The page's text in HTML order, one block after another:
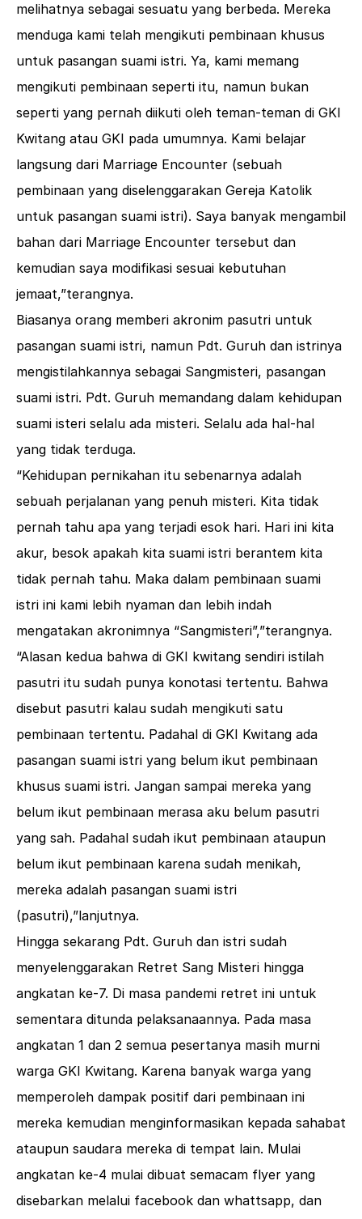
melihatnya sebagai sesuatu yang berbeda. Mereka
menduga kami telah mengikuti pembinaan khusus
untuk pasangan suami istri. Ya, kami memang
mengikuti pembinaan seperti itu, namun bukan
seperti yang pernah diikuti oleh teman-teman di GKI
Kwitang atau GKI pada umumnya. Kami belajar
langsung dari Marriage Encounter (sebuah
pembinaan yang diselenggarakan Gereja Katolik
untuk pasangan suami istri). Saya banyak mengambil
bahan dari Marriage Encounter tersebut dan
kemudian saya modifikasi sesuai kebutuhan
jemaat,”terangnya.
Biasanya orang memberi akronim pasutri untuk
pasangan suami istri, namun Pdt. Guruh dan istrinya
mengistilahkannya sebagai Sangmisteri, pasangan
suami istri. Pdt. Guruh memandang dalam kehidupan
suami isteri selalu ada misteri. Selalu ada hal-hal
yang tidak terduga.
“Kehidupan pernikahan itu sebenarnya adalah
sebuah perjalanan yang penuh misteri. Kita tidak
pernah tahu apa yang terjadi esok hari. Hari ini kita
akur, besok apakah kita suami istri berantem kita
tidak pernah tahu. Maka dalam pembinaan suami
istri ini kami lebih nyaman dan lebih indah
mengatakan akronimnya “Sangmisteri”,”terangnya.
“Alasan kedua bahwa di GKI kwitang sendiri istilah
pasutri itu sudah punya konotasi tertentu. Bahwa
disebut pasutri kalau sudah mengikuti satu
pembinaan tertentu. Padahal di GKI Kwitang ada
pasangan suami istri yang belum ikut pembinaan
khusus suami istri. Jangan sampai mereka yang
belum ikut pembinaan merasa aku belum pasutri
yang sah. Padahal sudah ikut pembinaan ataupun
belum ikut pembinaan karena sudah menikah,
mereka adalah pasangan suami istri
(pasutri),”lanjutnya.
Hingga sekarang Pdt. Guruh dan istri sudah
menyelenggarakan Retret Sang Misteri hingga
angkatan ke-7. Di masa pandemi retret ini untuk
sementara ditunda pelaksanaannya. Pada masa
angkatan 1 dan 2 semua pesertanya masih murni
warga GKI Kwitang. Karena banyak warga yang
memperoleh dampak positif dari pembinaan ini
mereka kemudian menginformasikan kepada sahabat
ataupun saudara mereka di tempat lain. Mulai
angkatan ke-4 mulai dibuat semacam flyer yang
disebarkan melalui facebook dan whattsapp, dan